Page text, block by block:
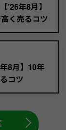
’26年8月】
く売るコツ
8月】10年
コツ